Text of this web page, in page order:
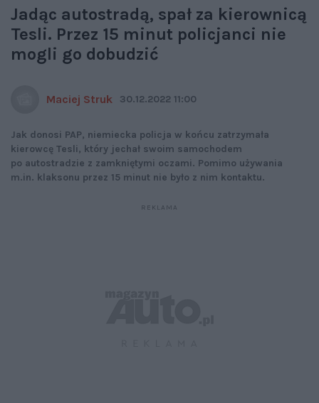
Jadąc autostradą, spał za kierownicą
Tesli. Przez 15 minut policjanci nie
mogli go dobudzić
Maciej Struk 30.12.2022 11:00
Jak donosi PAP, niemiecka policja w końcu zatrzymała
kierowcę Tesli, który jechał swoim samochodem
po autostradzie z zamkniętymi oczami. Pomimo używania
m.in. klaksonu przez 15 minut nie było z nim kontaktu.